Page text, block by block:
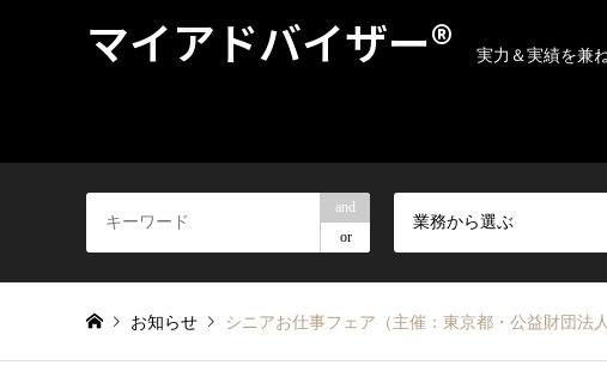
マイアドバイザー® 実力＆実績を兼
and
or
業務から選ぶ
お知らせ シニアお仕事フェア（主催：東京都・公益財団